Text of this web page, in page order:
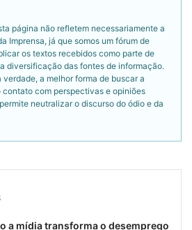
página não refletem necessariamente a
Imprensa, já que somos um fórum de
os textos recebidos como parte de
diversificação das fontes de informação.
a melhor forma de buscar a
com perspectivas e opiniões
neutralizar o discurso do ódio e da
a mídia transforma o desemprego